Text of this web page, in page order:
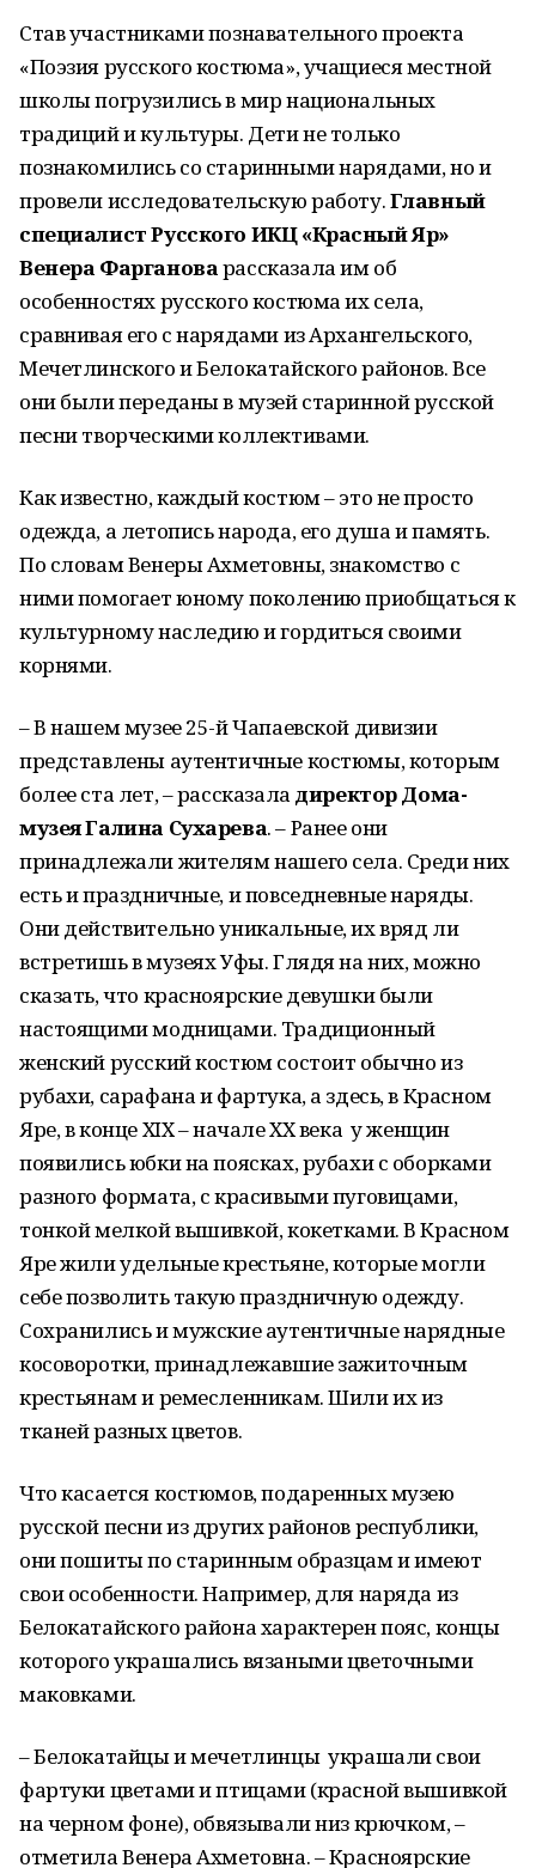
Став участниками познавательного проекта
«Поэзия русского костюма», учащиеся местной
школы погрузились в мир национальных
традиций и культуры. Дети не только
познакомились со старинными нарядами, но и
провели исследовательскую работу.Главный
специалист Русского ИКЦ «Красный Яр»
Венера Фаргановарассказала им об
особенностях русского костюма их села,
сравнивая его с нарядами из Архангельского,
Мечетлинского и Белокатайского районов. Все
они были переданы в музей старинной русской
песни творческими коллективами.
Как известно, каждый костюм – это не просто
одежда, а летопись народа, его душа и память.
По словам Венеры Ахметовны, знакомство с
ними помогает юному поколению приобщаться к
культурному наследию и гордиться своими
корнями.
– В нашем музее 25-й Чапаевской дивизии
представлены аутентичные костюмы, которым
более ста лет, – рассказала директор Дома-
музея Галина Сухарева. – Ранее они
принадлежали жителям нашего села. Среди них
есть и праздничные, и повседневные наряды.
Они действительно уникальные, их вряд ли
встретишь в музеях Уфы. Глядя на них, можно
сказать, что красноярские девушки были
настоящими модницами. Традиционный
женский русский костюм состоит обычно из
рубахи, сарафана и фартука, а здесь, в Красном
Яре, в конце XIX – начале XX века у женщин
появились юбки на поясках, рубахи с оборками
разного формата, с красивыми пуговицами,
тонкой мелкой вышивкой, кокетками. В Красном
Яре жили удельные крестьяне, которые могли
себе позволить такую праздничную одежду.
Сохранились и мужские аутентичные нарядные
косоворотки, принадлежавшие зажиточным
крестьянам и ремесленникам. Шили их из
тканей разных цветов.
Что касается костюмов, подаренных музею
русской песни из других районов республики,
они пошиты по старинным образцам и имеют
свои особенности. Например, для наряда из
Белокатайского района характерен пояс, концы
которого украшались вязаными цветочными
маковками.
– Белокатайцы и мечетлинцы украшали свои
фартуки цветами и птицами (красной вышивкой
на черном фоне), обвязывали низ крючком, –
отметила Венера Ахметовна. – Красноярские